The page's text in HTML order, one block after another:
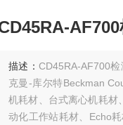
描述： CD45RA-AF700检测试剂(流式
克曼-库尔特Beckman
机耗材、台式离心机耗材
动化工作站耗材、Echo